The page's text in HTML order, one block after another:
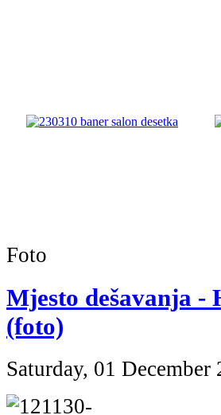
Foto
Mjesto dešavanja -
(foto)
Saturday, 01 December